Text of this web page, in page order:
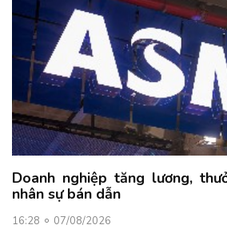
Doanh nghiệp tăng lương,
nhân sự bán dẫn
16:28 07/08/2026